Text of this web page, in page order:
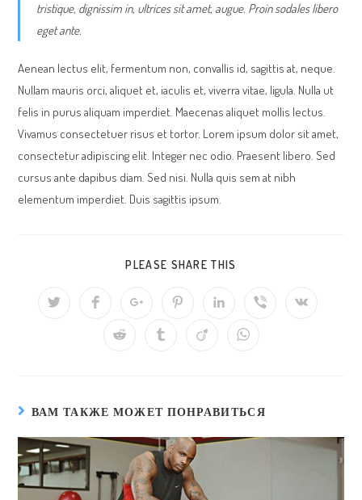
tristique, dignissim in, ultrices sit amet, augue. Proin sodales libero
eget ante.
Aenean lectus elit, fermentum non, convallis id, sagittis at, neque.
Nullam mauris orci, aliquet et, iaculis et, viverra vitae, ligula. Nulla ut
felis in purus aliquam imperdiet. Maecenas aliquet mollis lectus.
Vivamus consectetuer risus et tortor. Lorem ipsum dolor sit amet,
consectetur adipiscing elit. Integer nec odio. Praesent libero. Sed
cursus ante dapibus diam. Sed nisi. Nulla quis sem at nibh
elementum imperdiet. Duis sagittis ipsum.
PLEASE SHARE THIS
ОткрываетсяОткрывается
новом
окне
Открывается
новом
Открывается
новом
окне
Открывается
новом
окне
ОткрываетсяОткрывается
ОткрываетсяОткрываетсяОткрываетсяОткрывается
ВАМ ТАКЖЕ МОЖЕТ ПОНРАВИТЬСЯ